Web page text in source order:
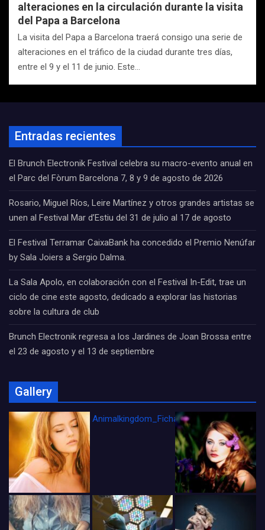
alteraciones en la circulación durante la visita
del Papa a Barcelona
La visita del Papa a Barcelona traerá consigo una serie de
alteraciones en el tráfico de la ciudad durante tres días,
entre el 9 y el 11 de junio. Este…
Entradas recientes
El Brunch Electronik Festival celebra su macro-evento anual en
el Parc del Fòrum Barcelona 7, 8 y 9 de agosto de 2026
Rosario, Miguel Ríos, Leire Martínez y otros grandes artistas se
unen al Festival Mar d’Estiu del 31 de julio al 17 de agosto
El Festival Terramar CaixaBank ha concedido el Premio Nenúfar
by Sala Joiers a Sergio Dalma.
La Sala Apolo, en colaboración con el Festival In-Edit, trae un
ciclo de cine este agosto, dedicado a explorar las historias
sobre la cultura de club
Brunch Electronik regresa a los Jardines de Joan Brossa entre
el 23 de agosto y el 13 de septiembre
Gallery
Animalkingdom_FichaCine